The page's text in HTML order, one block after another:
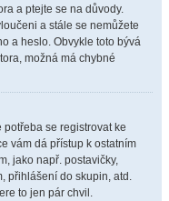
a ptejte se na důvody.
a stále se nemůžete
a heslo. Obvykle toto bývá
možná má chybné
se registrovat ke
vám dá přístup k ostatním
jako např. postavičky,
přihlášení do skupin, atd.
to jen pár chvil.